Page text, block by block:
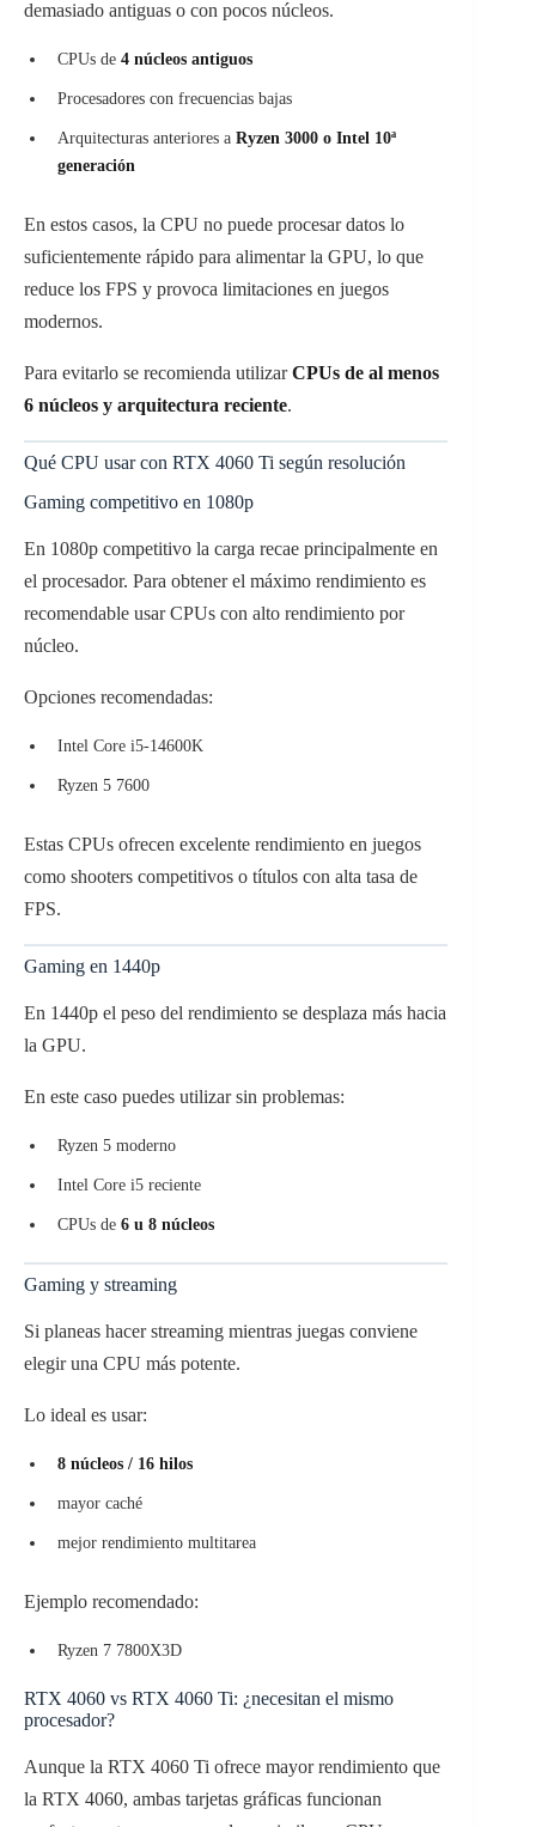
demasiado antiguas o con pocos núcleos.
CPUs de 4 núcleos antiguos
Procesadores con frecuencias bajas
Arquitecturas anteriores a Ryzen 3000 o Intel 10ª
generación
En estos casos, la CPU no puede procesar datos lo
suficientemente rápido para alimentar la GPU, lo que
reduce los FPS y provoca limitaciones en juegos
modernos.
Para evitarlo se recomienda utilizarCPUs de al menos
6 núcleos y arquitectura reciente.
Qué CPU usar con RTX 4060 Ti según resolución
Gaming competitivo en 1080p
En 1080p competitivo la carga recae principalmente en
el procesador. Para obtener el máximo rendimiento es
recomendable usar CPUs con alto rendimiento por
núcleo.
Opciones recomendadas:
Intel Core i5-14600K
Ryzen 5 7600
Estas CPUs ofrecen excelente rendimiento en juegos
como shooters competitivos o títulos con alta tasa de
FPS.
Gaming en 1440p
En 1440p el peso del rendimiento se desplaza más hacia
la GPU.
En este caso puedes utilizar sin problemas:
Ryzen 5 moderno
Intel Core i5 reciente
CPUs de 6 u 8 núcleos
Gaming y streaming
Si planeas hacer streaming mientras juegas conviene
elegir una CPU más potente.
Lo ideal es usar:
8 núcleos / 16 hilos
mayor caché
mejor rendimiento multitarea
Ejemplo recomendado:
Ryzen 7 7800X3D
RTX 4060 vs RTX 4060 Ti: ¿necesitan el mismo
procesador?
Aunque la RTX 4060 Ti ofrece mayor rendimiento que
la RTX 4060, ambas tarjetas gráficas funcionan